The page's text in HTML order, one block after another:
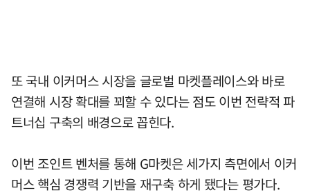
또 국내 이커머스 시장을 글로벌 마켓플레이스와 바로
연결해 시장 확대를 꾀할 수 있다는 점도 이번 전략적 파
트너십 구축의 배경으로 꼽힌다.
이번 조인트 벤처를 통해 G마켓은 세가지 측면에서 이커
머스 핵심 경쟁력 기반을 재구축 하게 됐다는 평가다.